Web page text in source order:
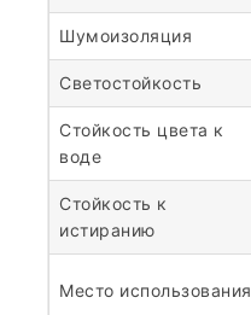
Шумоизоляция
Светостойкость
Стойкость цвета к
воде
Стойкость к
истиранию
Место использования